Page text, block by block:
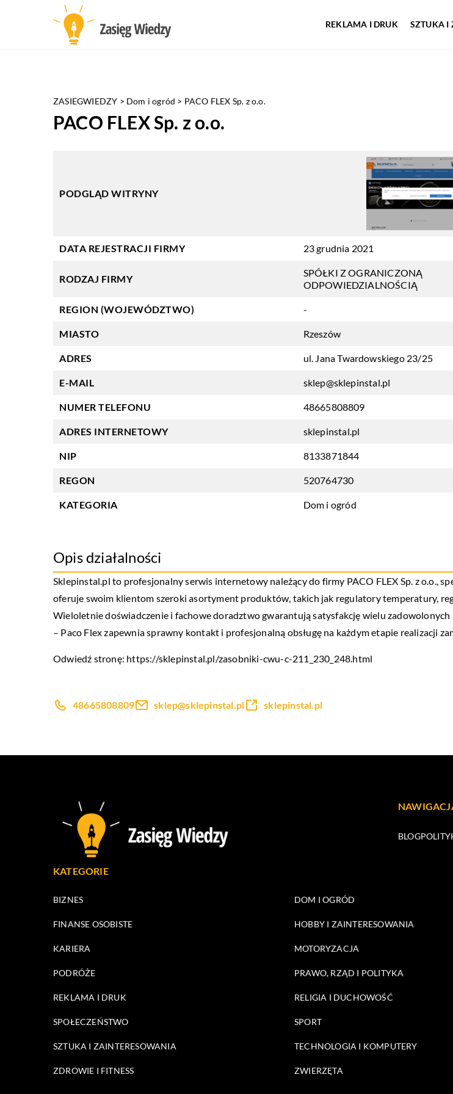
REKLAMA I DRUK SZTUKA I
ZASIEGWIEDZY > Dom i ogród > PACO FLEX Sp. z o.o.
PACO FLEX Sp. z o.o.
PODGLĄD WITRYNY
DATA REJESTRACJI FIRMY 23 grudnia 2021
RODZAJ FIRMY
SPÓŁKI Z OGRANICZONĄ
ODPOWIEDZIALNOŚCIĄ
REGION (WOJEWÓDZTWO) -
MIASTO Rzeszów
ADRES ul. Jana Twardowskiego 23/25
E-MAIL sklep@sklepinstal.pl
NUMER TELEFONU 48665808809
ADRES INTERNETOWY sklepinstal.pl
NIP 8133871844
REGON 520764730
KATEGORIA Dom i ogród
Opis działalności
Sklepinstal.pl to profesjonalny serwis internetowy należący do firmy PACO FLEX Sp. z o.o.,
oferuje swoim klientom szeroki asortyment produktów, takich jak regulatory temperatury,
Wieloletnie doświadczenie i fachowe doradztwo gwarantują satysfakcję wielu
– Paco Flex zapewnia sprawny kontakt i profesjonalną obsługę na każdym etapie realizacji
Odwiedź stronę: https://sklepinstal.pl/zasobniki-cwu-c-211_230_248.html
48665808809 sklep@sklepinstal.pl sklepinstal.pl
BLOG
KATEGORIE
BIZNES DOM I OGRÓD
FINANSE OSOBISTE HOBBY I ZAINTERESOWANIA
KARIERA MOTORYZACJA
PODRÓŻE PRAWO, RZĄD I POLITYKA
REKLAMA I DRUK RELIGIA I DUCHOWOŚĆ
SPOŁECZEŃSTWO SPORT
SZTUKA I ZAINTERESOWANIA TECHNOLOGIA I KOMPUTERY
ZDROWIE I FITNESS ZWIERZĘTA